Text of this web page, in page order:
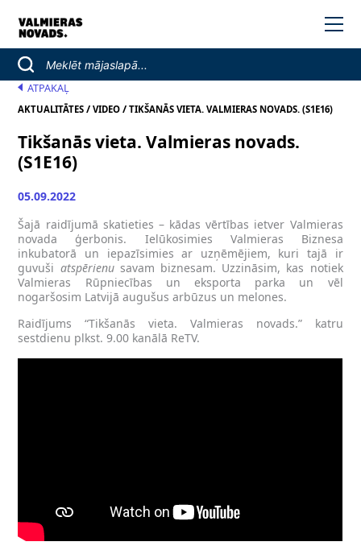
ATPAKAĻ
AKTUALITĀTES /VIDEO /TIKŠANĀS VIETA. VALMIERAS NOVADS. (S1E16)
Tikšanās vieta. Valmieras novads.
(S1E16)
05.09.2022
Šajā raidījumā skatieties – kādas vērtības ietver Valmieras
novada ģerbonis. Ielūkosimies Valmieras Biznesa
inkubatorā un iepazīsimies ar uzņēmējiem, kuri tajā ir
guvuši atspērienu savam biznesam. Uzzināsim, kas notiek
Valmieras Rūpniecības un eksporta parka un vēl
nogaršosim Latvijā augušus arbūzus un melones.
Raidījums “Tikšanās vieta. Valmieras novads.” katru
sestdienu plkst. 9.00 kanālā ReTV.